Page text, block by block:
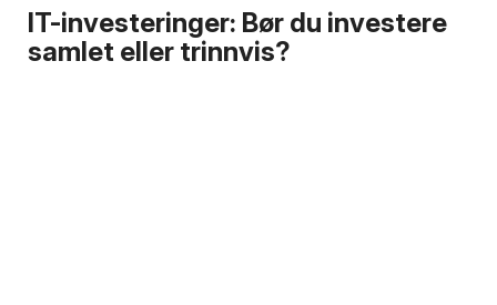
IT-investeringer: Bør du investere
samlet eller trinnvis?